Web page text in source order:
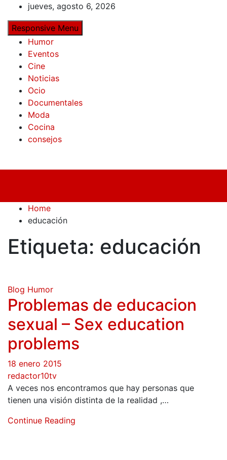
content
jueves, agosto 6, 2026
Responsive Menu
Humor
Eventos
Cine
Noticias
Ocio
Documentales
Moda
Cocina
consejos
Home
educación
Etiqueta: educación
Blog Humor
Problemas de educacion
sexual – Sex education
problems
18 enero 2015
redactor10tv
A veces nos encontramos que hay personas que
tienen una visión distinta de la realidad ,…
Continue Reading